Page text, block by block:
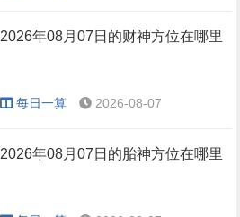
2026年08月07日的财神方位在哪里
每日一算 2026-08-07
2026年08月07日的胎神方位在哪里